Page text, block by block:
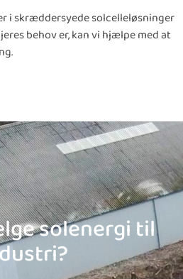
i skræddersyede solcelleløsninger
behov er, kan vi hjælpe med at
solenergi til